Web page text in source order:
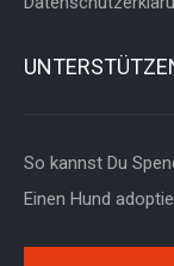
So kannst Du
Einen Hund